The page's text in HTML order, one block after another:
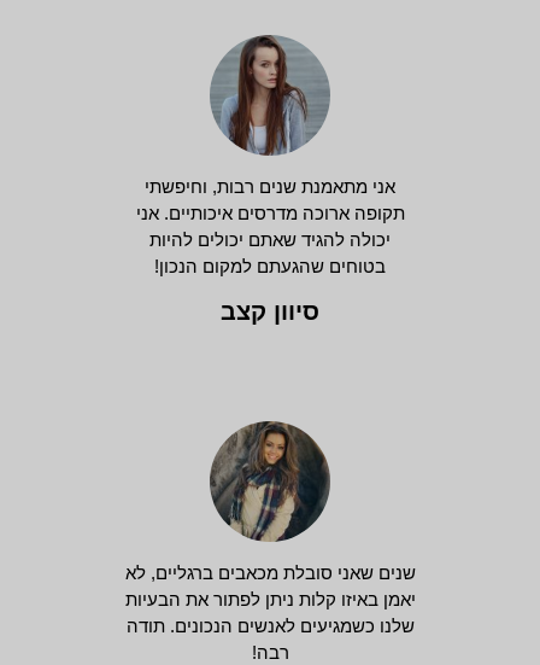
אני מתאמנת שנים רבות, וחיפשתי
תקופה ארוכה מדרסים איכותיים. אני
יכולה להגיד שאתם יכולים להיות
בטוחים שהגעתם למקום הנכון!
סיוון קצב
שנים שאני סובלת מכאבים ברגליים, לא
יאמן באיזו קלות ניתן לפתור את הבעיות
שלנו כשמגיעים לאנשים הנכונים. תודה
רבה!